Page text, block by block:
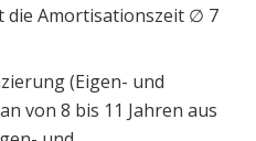
die Amortisationszeit ∅ 7
(Eigen- und
von 8 bis 11 Jahren aus